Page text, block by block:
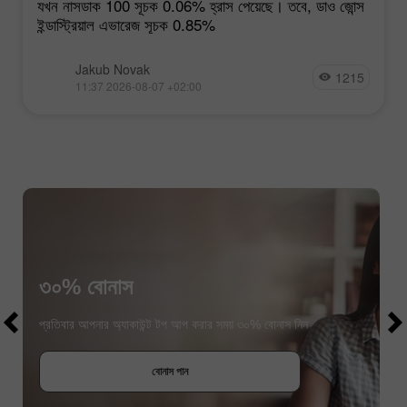
যখন নাসডাক 100 সূচক 0.06% হ্রাস পেয়েছে। তবে, ডাও জোন্স
ইন্ডাস্ট্রিয়াল এভারেজ সূচক 0.85%
Jakub Novak
11:37 2026-08-07 +02:00 1215
৩০% বোনাস
প্রতিবার আপনার অ্যাকাউন্ট টপ আপ করার সময় ৩০% বোনাস নিন
বোনাস পান